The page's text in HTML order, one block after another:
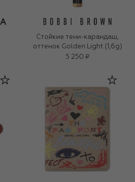
Стойкие тени-карандаш,
оттенок Golden Light (1,6g)
5 250 ₽